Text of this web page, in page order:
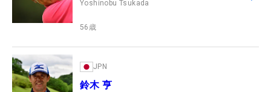
Yoshinobu Tsukada
56 歳
JPN
鈴木 亨